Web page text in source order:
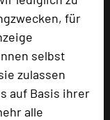
für
selbst
zulassen
auf Basis ihrer
alle